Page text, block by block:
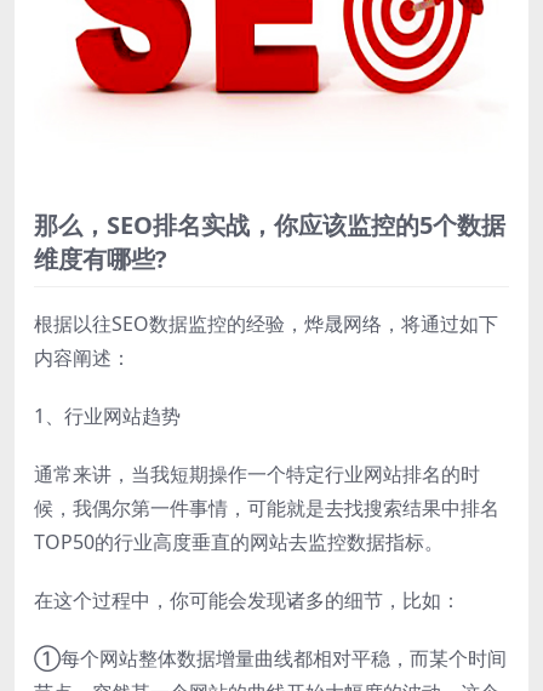
那么，SEO排名实战，你应该监控的5个数据
维度有哪些?
根据以往SEO数据监控的经验，烨晟网络，将通过如下
内容阐述：
1、行业网站趋势
通常来讲，当我短期操作一个特定行业网站排名的时
候，我偶尔第一件事情，可能就是去找搜索结果中排名
TOP50的行业高度垂直的网站去监控数据指标。
在这个过程中，你可能会发现诸多的细节，比如：
①每个网站整体数据增量曲线都相对平稳，而某个时间